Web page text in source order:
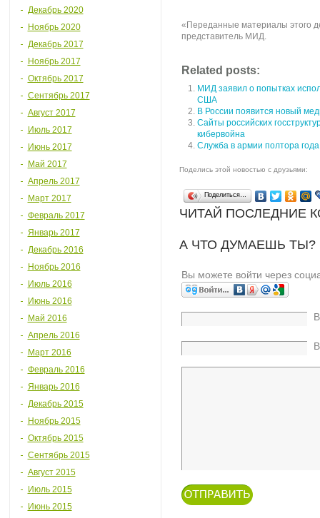
Декабрь 2020
Ноябрь 2020
Декабрь 2017
Ноябрь 2017
Октябрь 2017
Сентябрь 2017
Август 2017
Июль 2017
Июнь 2017
Май 2017
Апрель 2017
Март 2017
Февраль 2017
Январь 2017
Декабрь 2016
Ноябрь 2016
Июль 2016
Июнь 2016
Май 2016
Апрель 2016
Март 2016
Февраль 2016
Январь 2016
Декабрь 2015
Ноябрь 2015
Октябрь 2015
Сентябрь 2015
Август 2015
Июль 2015
Июнь 2015
«Переданные материалы этого
представитель МИД.
Related posts:
МИД заявил о попытках
США
В России появится новый
Сайты российских
кибервойна
Служба в армии полтора
Поделись этой новостью с друзьями:
Поделиться…
ЧИТАЙ ПОСЛЕДНИЕ
А ЧТО ДУМАЕШЬ
Вы можете войти через